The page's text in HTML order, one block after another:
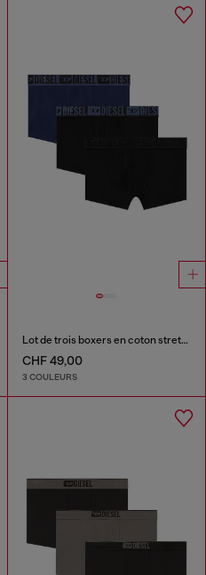
Lot de trois boxers en coton stretch avec ceinture ton sur ton
CHF 49,00
3 COULEURS